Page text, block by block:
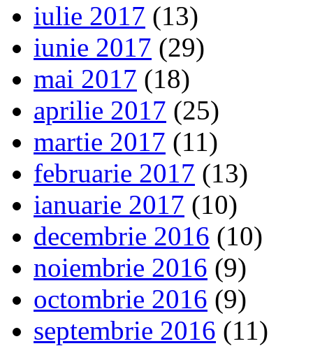
iulie 2017 (13)
iunie 2017 (29)
mai 2017 (18)
aprilie 2017 (25)
martie 2017 (11)
februarie 2017 (13)
ianuarie 2017 (10)
decembrie 2016 (10)
noiembrie 2016 (9)
octombrie 2016 (9)
septembrie 2016 (11)